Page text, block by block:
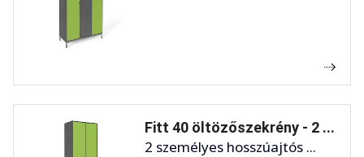
Fitt 40 öltözőszekrény - 2 ...
2 személyes hosszúajtós ...